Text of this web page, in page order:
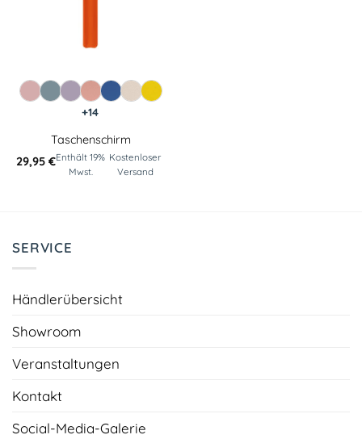
+14
Taschenschirm
29,95 €Enthält 19%
Mwst.
Kostenloser
Versand
SERVICE
Händlerübersicht
Showroom
Veranstaltungen
Kontakt
Social-Media-Galerie